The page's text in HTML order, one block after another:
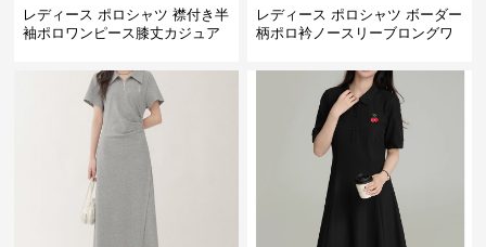
レディース ポロシャツ 襟付き半
袖ポロワンピース膝丈カジュア
レディース ポロシャツ ボーダー
柄ポロ衿ノースリーブロングワ